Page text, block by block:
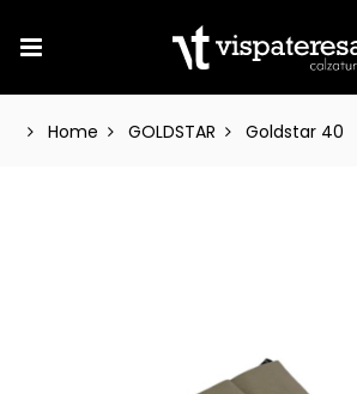
Home GOLDSTAR Goldstar 40